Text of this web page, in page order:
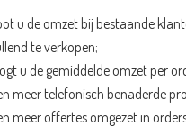
u de omzet bij bestaande
te verkopen;
u de gemiddelde omzet per
meer telefonisch benaderde
meer offertes omgezet in